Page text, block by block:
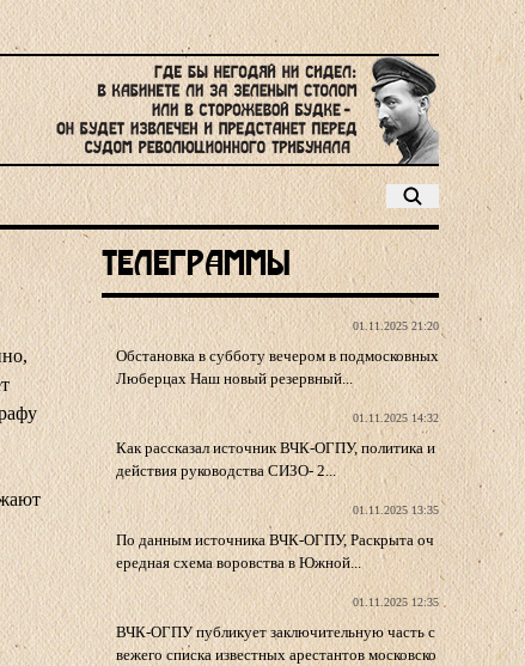
Телеграммы
01.11.2025 21:20
Обстановка в субботу вечером в подмосковных
Люберцах Наш новый резервный...
01.11.2025 14:32
Как рассказал источник ВЧК-ОГПУ, политика и
действия руководства СИЗО- 2...
01.11.2025 13:35
По данным источника ВЧК-ОГПУ, Раскрыта оч
ередная схема воровства в Южной...
01.11.2025 12:35
ВЧК-ОГПУ публикует заключительную часть с
вежего списка известных арестантов московско